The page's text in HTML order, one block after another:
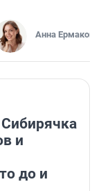
Анна Ермакова
и
до и